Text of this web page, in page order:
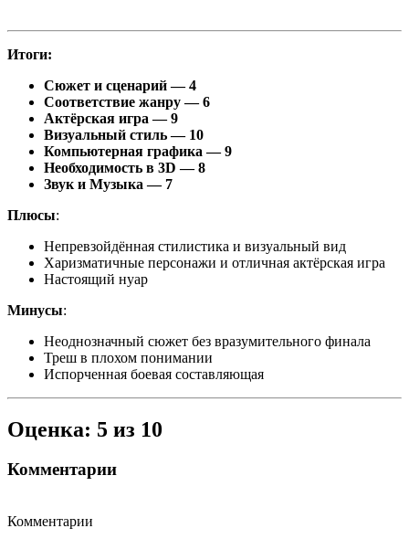
Итоги:
Сюжет и сценарий — 4
Соответствие жанру —6
Актёрская игра — 9
Визуальный стиль — 10
Компьютерная графика — 9
Необходимость в 3D — 8
Звук и Музыка — 7
Плюсы:
Непревзойдённая стилистика и визуальный вид
Харизматичные персонажи и отличная актёрская игра
Настоящий нуар
Минусы:
Неоднозначный сюжет без вразумительного финала
Треш в плохом понимании
Испорченная боевая составляющая
Оценка: 5 из 10
Комментарии
Комментарии